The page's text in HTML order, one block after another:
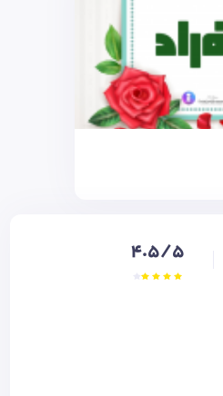
4.5/5